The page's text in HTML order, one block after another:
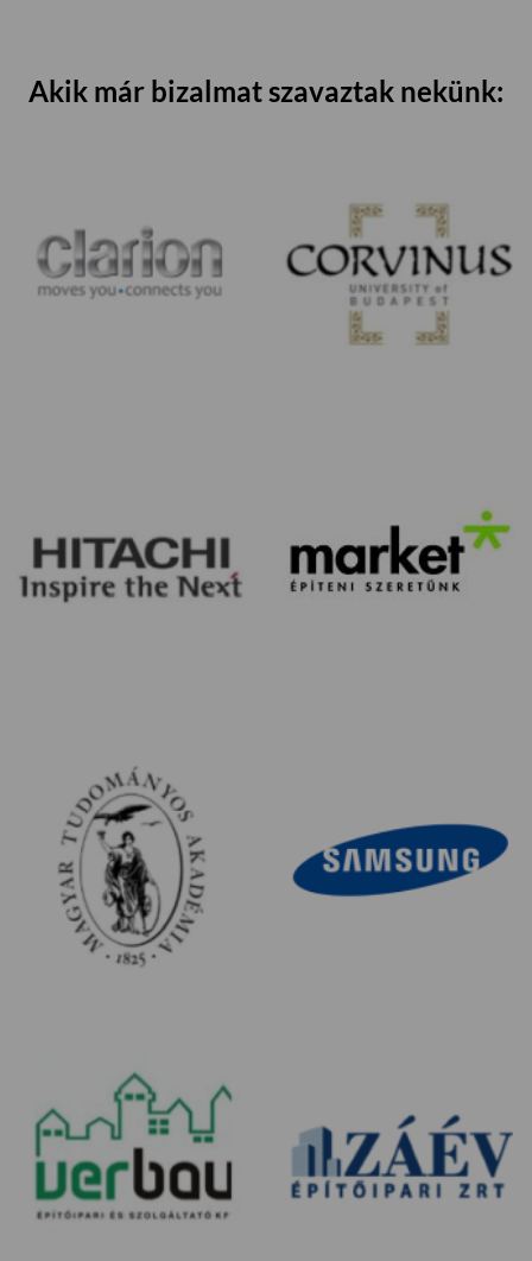
Akik már bizalmat szavaztak nekünk: